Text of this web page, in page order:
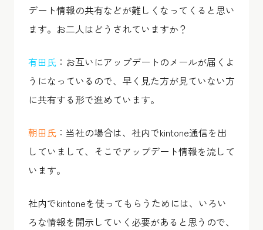
デート情報の共有などが難しくなってくると思い
ます。お二人はどうされていますか？
有田氏 ：お互いにアップデートのメールが届くよ
うになっているので、早く見た方が見ていない方
に共有する形で進めています。
朝田氏 ：当社の場合は、社内でkintone通信を出
していまして、そこでアップデート情報を流して
います。
社内でkintoneを使ってもらうためには、いろい
ろな情報を開示していく必要があると思うので、